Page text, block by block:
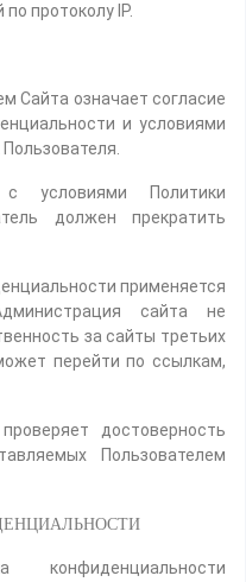
протоколу IP.
Сайта означает согласие
и условиями
условиями Политики
должен прекратить
применяется
сайта не
за сайты третьих
перейти по ссылкам,
достоверность
Пользователем